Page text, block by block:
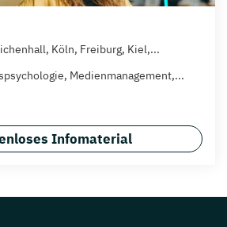
Köln, Freiburg, Kiel,...
Medienmanagement,...
Infomaterial